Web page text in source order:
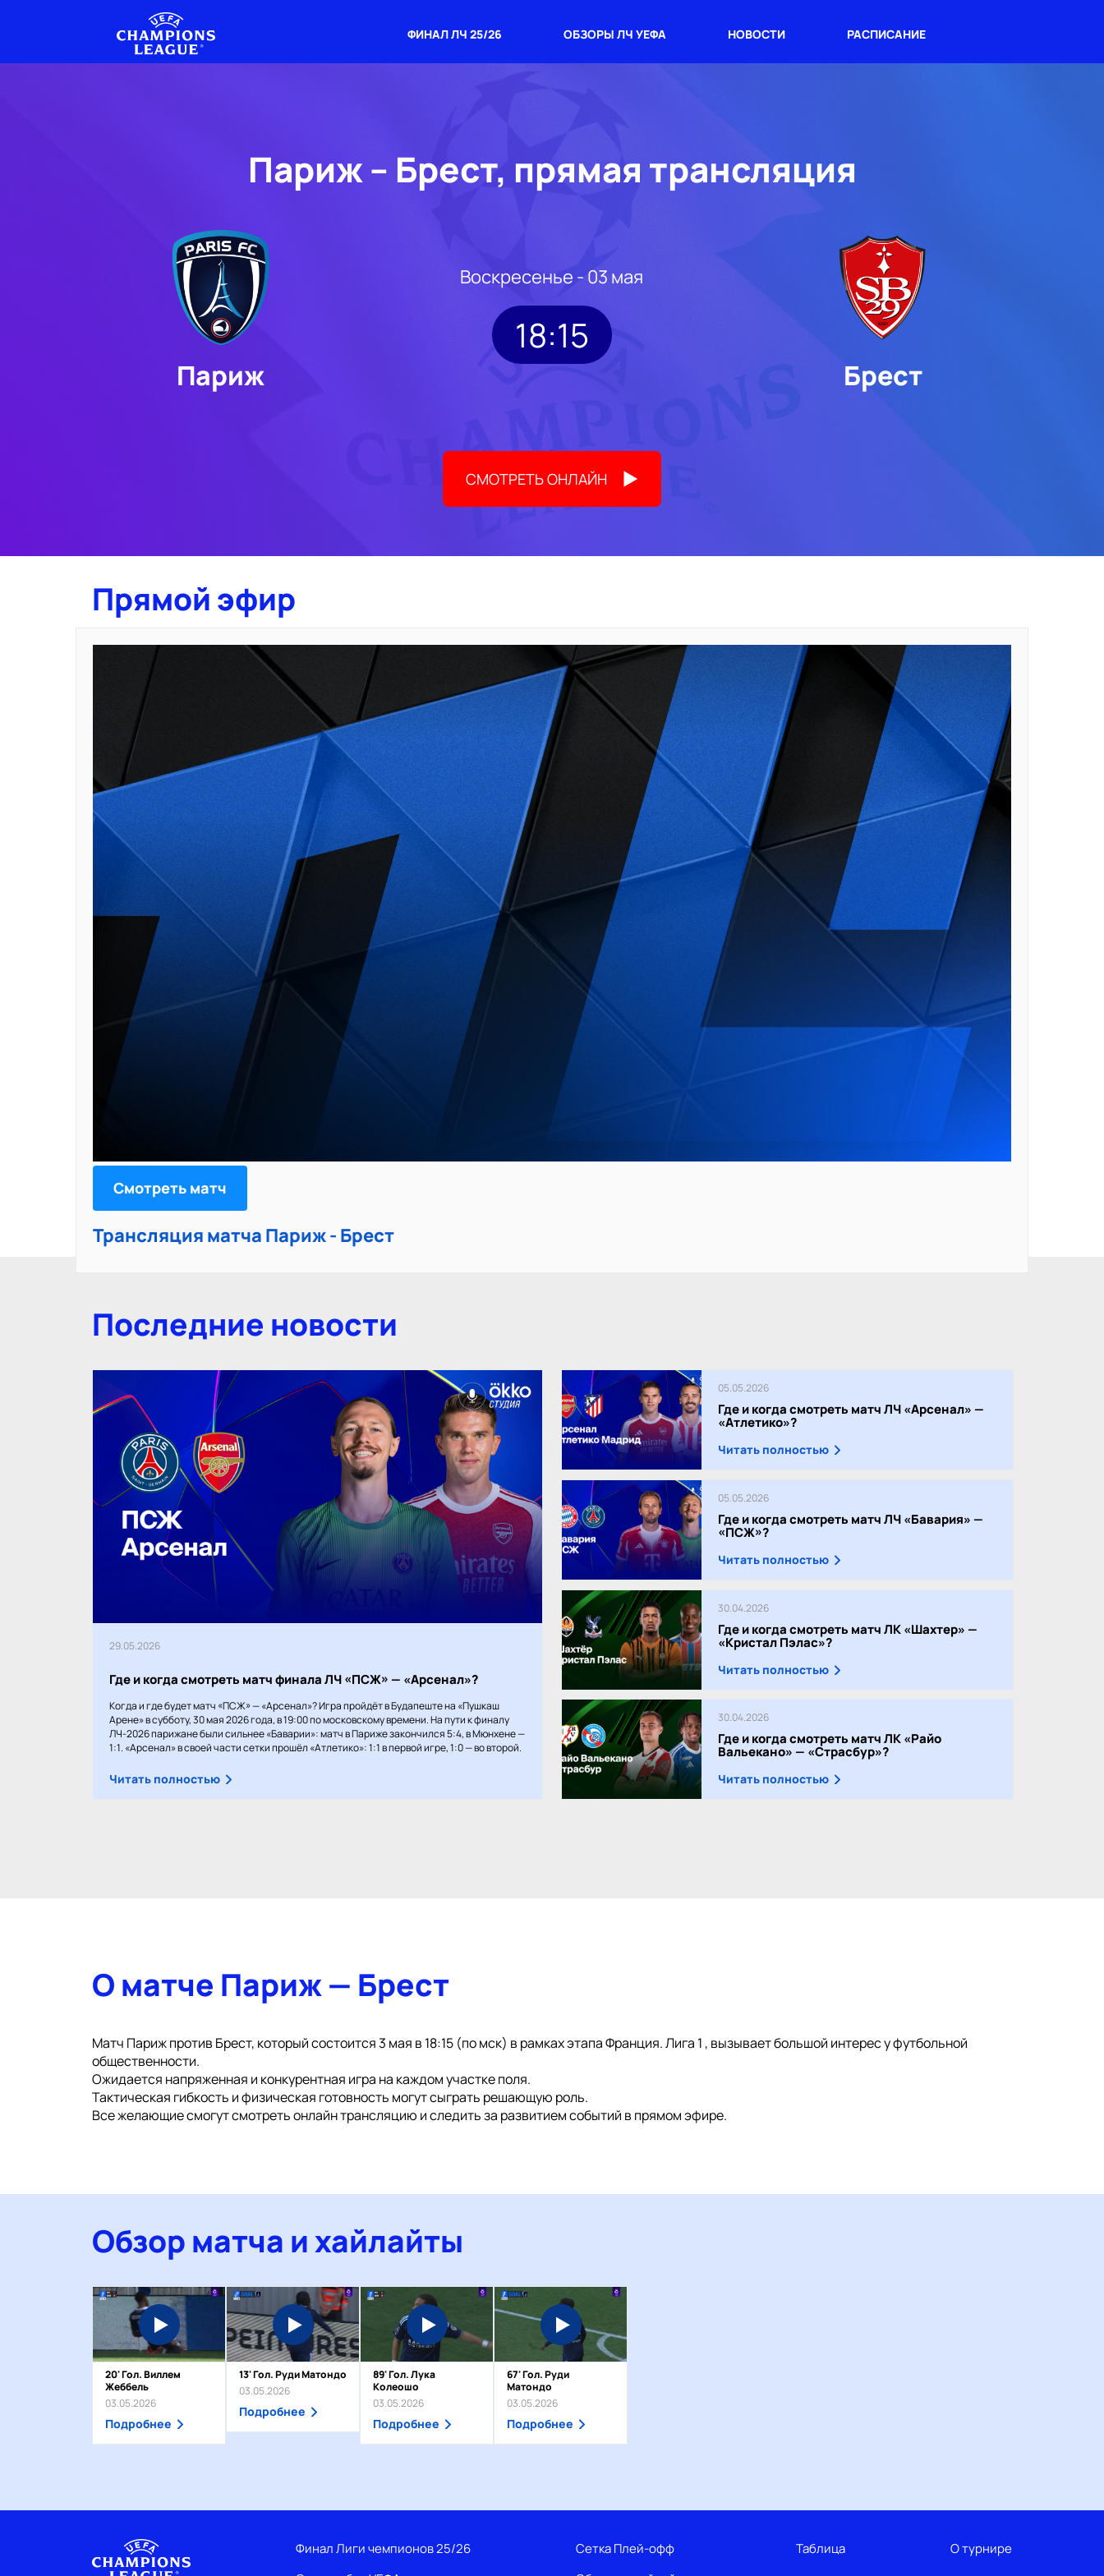
ФИНАЛ ЛЧ 25/26 ОБЗОРЫ ЛЧ УЕФА НОВОСТИ РАСПИСАНИЕ
Париж – Брест, прямая трансляция
Париж
Воскресенье - 03 мая
18:15
Брест
СМОТРЕТЬ ОНЛАЙН
Прямой эфир
Смотреть матч
Трансляция матча Париж - Брест
Последние новости
29.05.2026
Где и когда смотреть матч финала ЛЧ «ПСЖ» — «Арсенал»?
Когда и где будет матч «ПСЖ» — «Арсенал»? Игра пройдёт в Будапеште на «Пушкаш
Арене» в субботу, 30 мая 2026 года, в 19:00 по московскому времени. На пути к финалу
ЛЧ-2026 парижане были сильнее «Баварии»: матч в Париже закончился 5:4, в Мюнхене —
1:1. «Арсенал» в своей части сетки прошёл «Атлетико»: 1:1 в первой игре, 1:0 — во второй.
Читать полностью
05.05.2026
Где и когда смотреть матч ЛЧ «Арсенал» —
«Атлетико»?
Читать полностью
05.05.2026
Где и когда смотреть матч ЛЧ «Бавария» —
«ПСЖ»?
Читать полностью
30.04.2026
Где и когда смотреть матч ЛК «Шахтер» —
«Кристал Пэлас»?
Читать полностью
30.04.2026
Где и когда смотреть матч ЛК «Райо
Вальекано» — «Страсбур»?
Читать полностью
О матче Париж — Брест
Матч Париж против Брест, который состоится 3 мая в 18:15 (по мск) в рамках этапа Франция. Лига 1 , вызывает большой интерес у футбольной
общественности.
Ожидается напряженная и конкурентная игра на каждом участке поля.
Тактическая гибкость и физическая готовность могут сыграть решающую роль.
Все желающие смогут смотреть онлайн трансляцию и следить за развитием событий в прямом эфире.
Обзор матча и хайлайты
20' Гол. Виллем
Жеббель
03.05.2026
Подробнее
13' Гол. Руди Матондо
03.05.2026
Подробнее
89' Гол. Лука
Колеошо
03.05.2026
Подробнее
67' Гол. Руди
Матондо
03.05.2026
Подробнее
Финал Лиги чемпионов 25/26
Сетка Плей-офф
Таблица О турнире